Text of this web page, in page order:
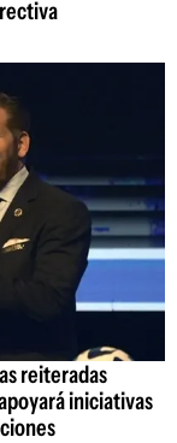
reiteradas
iniciativas